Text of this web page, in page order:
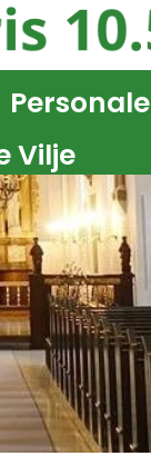
Personale
Vilje